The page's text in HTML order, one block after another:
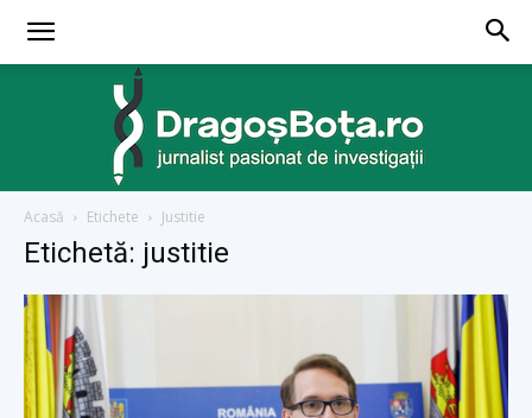
Acasă Etichete Justitie
Etichetă: justitie